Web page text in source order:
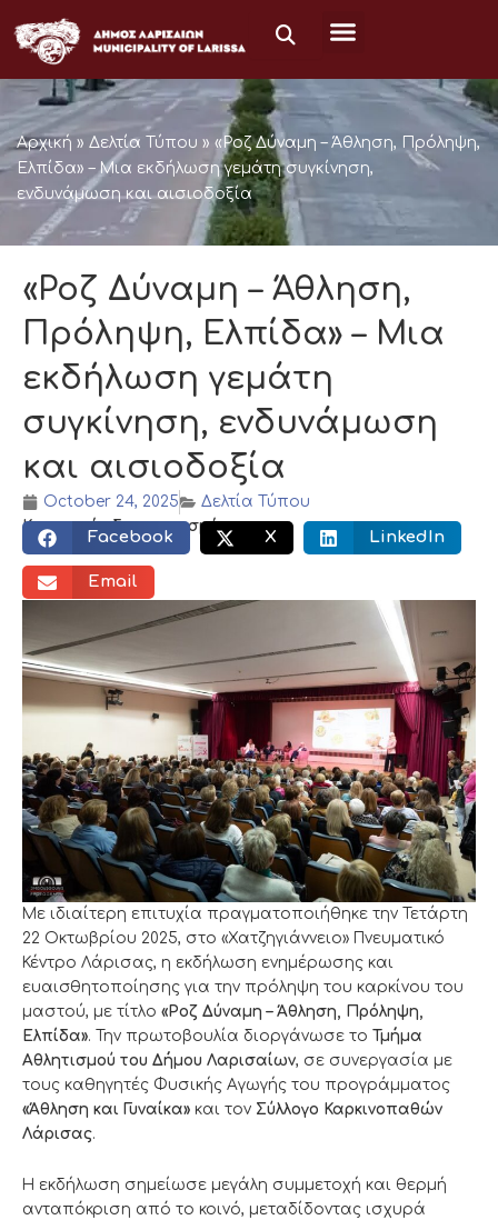
to
content
Αρχική » Δελτία Τύπου » «Ροζ Δύναμη – Άθληση, Πρόληψη,
Ελπίδα» – Μια εκδήλωση γεμάτη συγκίνηση,
ενδυνάμωση και αισιοδοξία
«Ροζ Δύναμη – Άθληση,
Πρόληψη, Ελπίδα» – Μια
εκδήλωση γεμάτη
συγκίνηση, ενδυνάμωση
και αισιοδοξία
October 24, 2025
Δελτία Τύπου
Κοινωνικός διαμοιρασμός:
Facebook X LinkedIn
Email
Με ιδιαίτερη επιτυχία πραγματοποιήθηκε την Τετάρτη
22 Οκτωβρίου 2025, στο «Χατζηγιάννειο» Πνευματικό
Κέντρο Λάρισας, η εκδήλωση ενημέρωσης και
ευαισθητοποίησης για την πρόληψη του καρκίνου του
μαστού, με τίτλο «Ροζ Δύναμη – Άθληση, Πρόληψη,
Ελπίδα». Την πρωτοβουλία διοργάνωσε το Τμήμα
Αθλητισμού του Δήμου Λαρισαίων, σε συνεργασία με
τους καθηγητές Φυσικής Αγωγής του προγράμματος
«Άθληση και Γυναίκα» και τον Σύλλογο Καρκινοπαθών
Λάρισας.
Η εκδήλωση σημείωσε μεγάλη συμμετοχή και θερμή
ανταπόκριση από το κοινό, μεταδίδοντας ισχυρά